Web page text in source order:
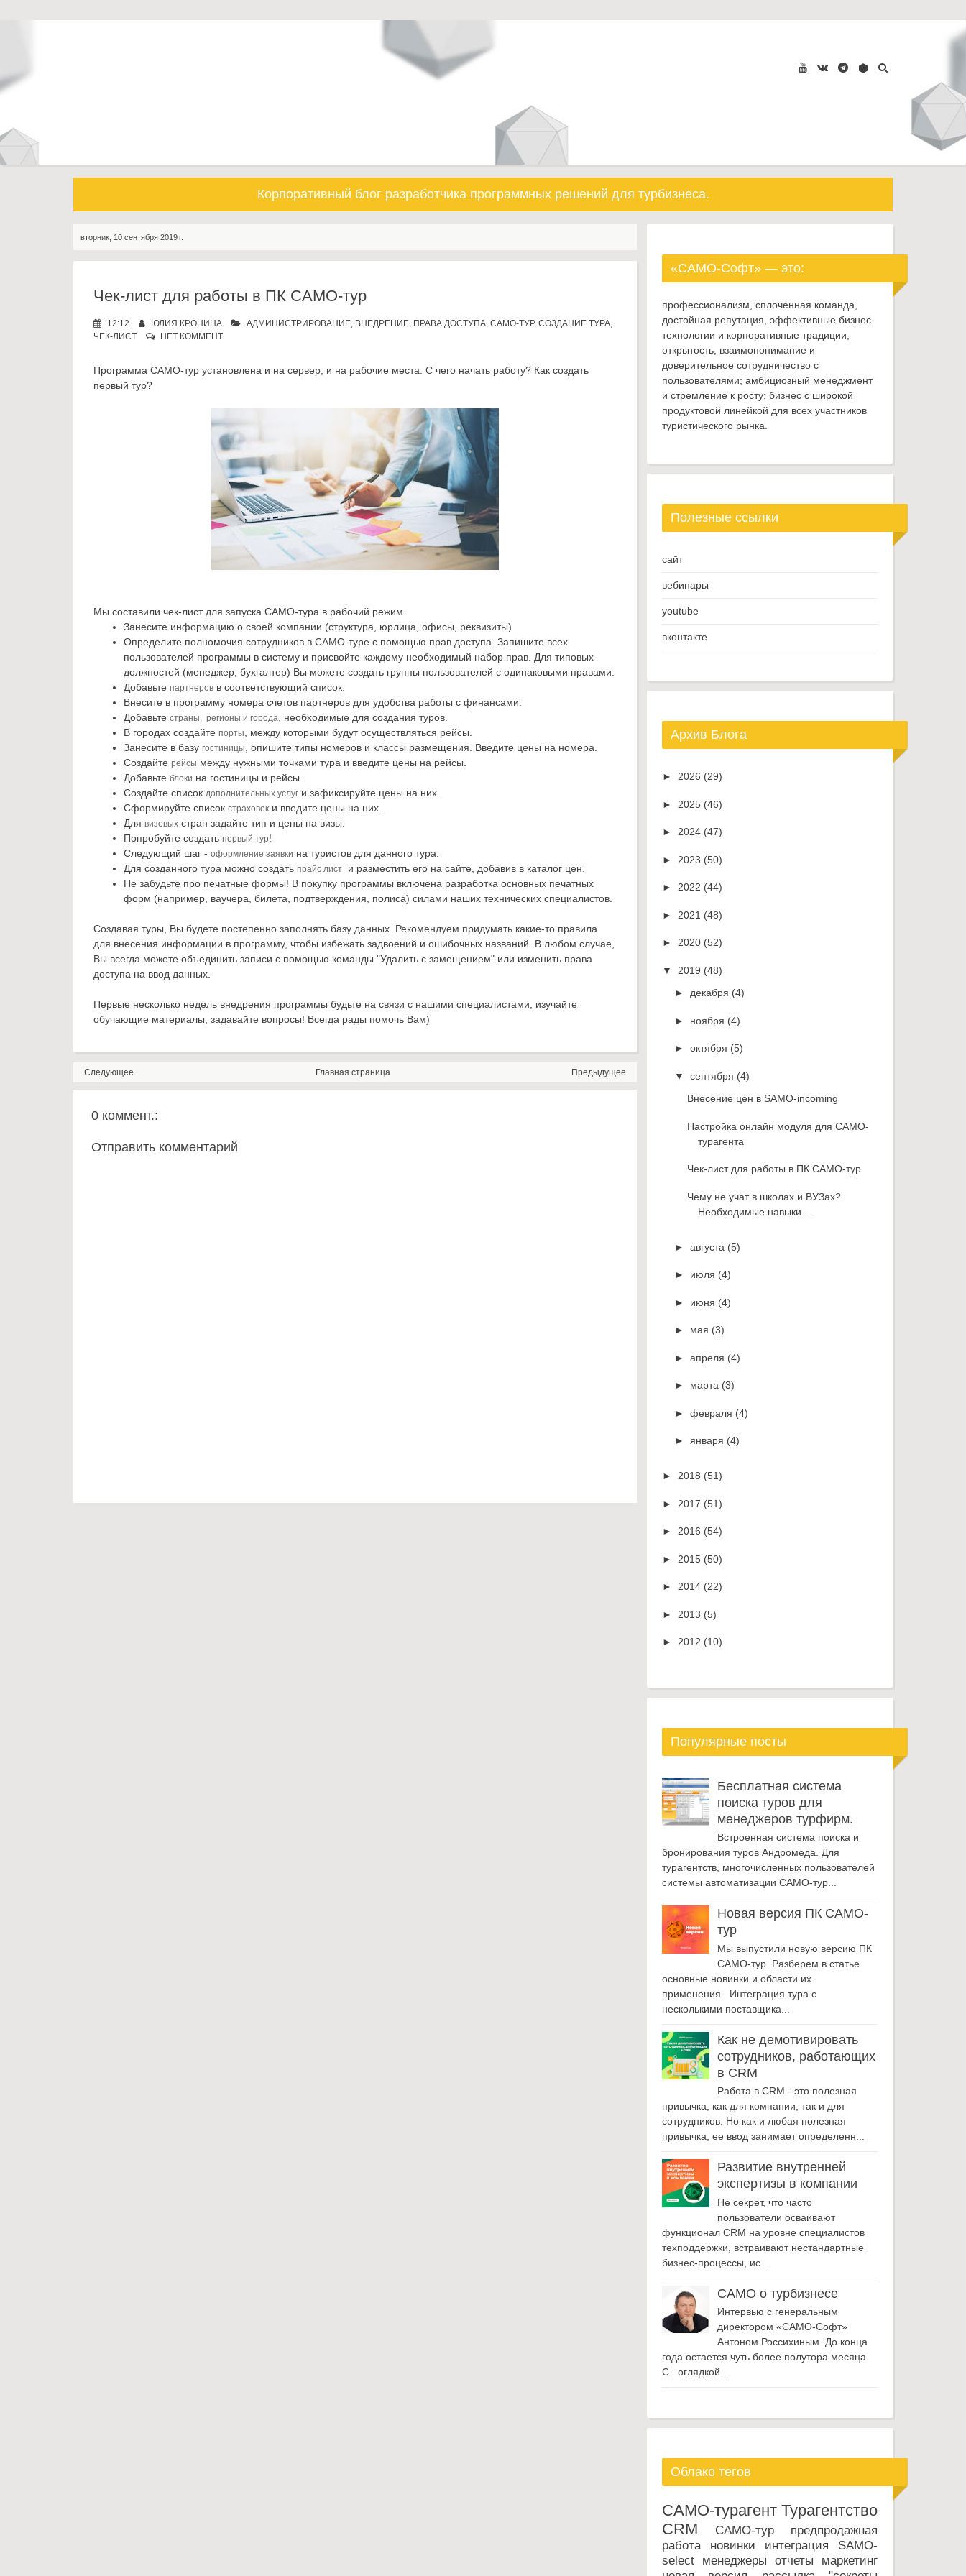
t
o
t
Корпоративный блог разработчика программных решений для турбизнеса.
вторник, 10 сентября 2019 г.
Чек-лист для работы в ПК САМО-тур
12:12 ЮЛИЯ КРОНИНА АДМИНИСТРИРОВАНИЕ, ВНЕДРЕНИЕ, ПРАВА ДОСТУПА, САМО-ТУР, СОЗДАНИЕ ТУРА,
ЧЕК-ЛИСТ
НЕТ КОММЕНТ.
Программа САМО-тур установлена и на сервер, и на рабочие места. С чего начать работу? Как создать
первый тур?
Мы составили чек-лист для запуска САМО-тура в рабочий режим.
Занесите информацию о своей компании (структура, юрлица, офисы, реквизиты)
Определите полномочия сотрудников в САМО-туре с помощью прав доступа. Запишите всех
пользователей программы в систему и присвойте каждому необходимый набор прав. Для типовых
должностей (менеджер, бухгалтер) Вы можете создать группы пользователей с одинаковыми правами.
Добавьте партнеров в соответствующий список.
Внесите в программу номера счетов партнеров для удобства работы с финансами.
Добавьте страны, регионы и города , необходимые для создания туров.
В городах создайте порты
, между которыми будут осуществляться рейсы.
Занесите в базу гостиницы
, опишите типы номеров и классы размещения. Введите цены на номера.
Создайте рейсы между нужными точками тура и введите цены на рейсы.
Добавьте блоки на гостиницы и рейсы.
Создайте список дополнительных услуг и зафиксируйте цены на них.
Сформируйте список страховок и введите цены на них.
Для визовых стран задайте тип и цены на визы.
Попробуйте создать первый тур!
Следующий шаг - оформление заявки на туристов для данного тура.
Для созданного тура можно создать прайс лист и разместить его на сайте, добавив в каталог цен.
Не забудьте про печатные формы! В покупку программы включена разработка основных печатных
форм (например, ваучера, билета, подтверждения, полиса) силами наших технических специалистов.
Создавая туры, Вы будете постепенно заполнять базу данных. Рекомендуем придумать какие-то правила
для внесения информации в программу, чтобы избежать задвоений и ошибочных названий. В любом случае,
Вы всегда можете объединить записи с помощью команды "Удалить с замещением" или изменить права
доступа на ввод данных.
Первые несколько недель внедрения программы будьте на связи с нашими специалистами, изучайте
обучающие материалы, задавайте вопросы! Всегда рады помочь Вам)
Следующее Предыдущее
Главная страница
0 коммент.:
Отправить комментарий
«САМО-Софт» — это:
профессионализм, сплоченная команда,
достойная репутация, эффективные бизнес-
технологии и корпоративные традиции;
открытость, взаимопонимание и
доверительное сотрудничество с
пользователями; амбициозный менеджмент
и стремление к росту; бизнес с широкой
продуктовой линейкой для всех участников
туристического рынка.
Полезные ссылки
сайт
вебинары
youtube
вконтакте
Архив Блога
► 2026 (29)
► 2025 (46)
► 2024 (47)
► 2023 (50)
► 2022 (44)
► 2021 (48)
► 2020 (52)
▼ 2019 (48)
► декабря (4)
► ноября (4)
► октября (5)
▼ сентября (4)
Внесение цен в SAMO-incoming
Настройка онлайн модуля для САМО-
турагента
Чек-лист для работы в ПК САМО-тур
Чему не учат в школах и ВУЗах?
Необходимые навыки ...
► августа (5)
► июля (4)
► июня (4)
► мая (3)
► апреля (4)
► марта (3)
► февраля (4)
► января (4)
► 2018 (51)
► 2017 (51)
► 2016 (54)
► 2015 (50)
► 2014 (22)
► 2013 (5)
► 2012 (10)
Популярные посты
Бесплатная система
поиска туров для
менеджеров турфирм.
Встроенная система поиска и
бронирования туров Андромеда. Для
турагентств, многочисленных пользователей
системы автоматизации САМО-тур...
Новая версия ПК САМО-
тур
Мы выпустили новую версию ПК
САМО-тур. Разберем в статье
основные новинки и области их
применения. Интеграция тура с
несколькими поставщика...
Как не демотивировать
сотрудников, работающих
в CRM
Работа в CRM - это полезная
привычка, как для компании, так и для
сотрудников. Но как и любая полезная
привычка, ее ввод занимает определенн...
Развитие внутренней
экспертизы в компании
Не секрет, что часто
пользователи осваивают
функционал CRM на уровне специалистов
техподдержки, встраивают нестандартные
бизнес-процессы, ис...
САМО о турбизнесе
Интервью с генеральным
директором «САМО-Софт»
Антоном Россихиным. До конца
года остается чуть более полутора месяца.
С оглядкой...
Облако тегов
САМО-турагент Турагентство
CRM
САМО-тур
предпродажная
работа
новинки интеграция
SAMO-
select
менеджеры отчеты
маркетинг